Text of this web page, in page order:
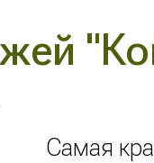
Самая